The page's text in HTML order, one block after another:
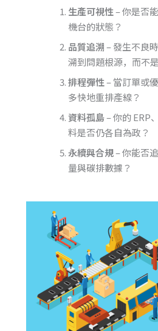
生產可視性– 你是否
機台的狀態？
品質追溯– 發生不良
溯到問題根源，而不
排程彈性– 當訂單或
多快地重排產線？
資料孤島– 你的 ERP
料是否仍各自為政？
永續與合規– 你能否
量與碳排數據？